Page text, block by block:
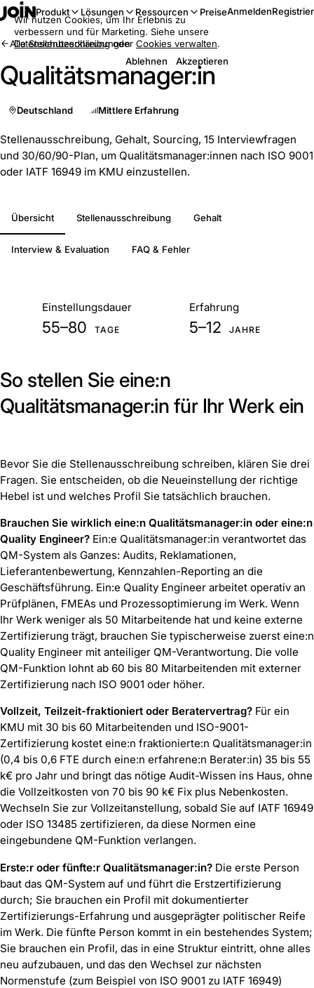
Produkt Lösungen Ressourcen PreiseAnmelden
Alle Stellenbeschreibungen
Qualitätsmanager:in
Deutschland Mittlere Erfahrung
Stellenausschreibung, Gehalt, Sourcing, 15 Interviewfragen
und 30/60/90-Plan, um Qualitätsmanager:innen nach ISO 9001
oder IATF 16949 im KMU einzustellen.
Übersicht Stellenausschreibung Gehalt
Interview & Evaluation FAQ & Fehler
Einstellungsdauer
55–80 TAGE
Erfahrung
5–12 JAHRE
So stellen Sie eine:n
Qualitätsmanager:in für Ihr Werk ein
Bevor Sie die Stellenausschreibung schreiben, klären Sie drei
Fragen. Sie entscheiden, ob die Neueinstellung der richtige
Hebel ist und welches Profil Sie tatsächlich brauchen.
Brauchen Sie wirklich eine:n Qualitätsmanager:in oder eine:n
Quality Engineer? Ein:e Qualitätsmanager:in verantwortet das
QM-System als Ganzes: Audits, Reklamationen,
Lieferantenbewertung, Kennzahlen-Reporting an die
Geschäftsführung. Ein:e Quality Engineer arbeitet operativ an
Prüfplänen, FMEAs und Prozessoptimierung im Werk. Wenn
Ihr Werk weniger als 50 Mitarbeitende hat und keine externe
Zertifizierung trägt, brauchen Sie typischerweise zuerst eine:n
Quality Engineer mit anteiliger QM-Verantwortung. Die volle
QM-Funktion lohnt ab 60 bis 80 Mitarbeitenden mit externer
Zertifizierung nach ISO 9001 oder höher.
Vollzeit, Teilzeit-fraktioniert oder Beratervertrag? Für ein
KMU mit 30 bis 60 Mitarbeitenden und ISO-9001-
Zertifizierung kostet eine:n fraktionierte:n Qualitätsmanager:in
(0,4 bis 0,6 FTE durch eine:n erfahrene:n Berater:in) 35 bis 55
k€ pro Jahr und bringt das nötige Audit-Wissen ins Haus, ohne
die Vollzeitkosten von 70 bis 90 k€ Fix plus Nebenkosten.
Wechseln Sie zur Vollzeitanstellung, sobald Sie auf IATF 16949
oder ISO 13485 zertifizieren, da diese Normen eine
eingebundene QM-Funktion verlangen.
Erste:r oder fünfte:r Qualitätsmanager:in? Die erste Person
baut das QM-System auf und führt die Erstzertifizierung
durch; Sie brauchen ein Profil mit dokumentierter
Zertifizierungs-Erfahrung und ausgeprägter politischer Reife
im Werk. Die fünfte Person kommt in ein bestehendes System;
Sie brauchen ein Profil, das in eine Struktur eintritt, ohne alles
neu aufzubauen, und das den Wechsel zur nächsten
Normenstufe (zum Beispiel von ISO 9001 zu IATF 16949)
Wir nutzen Cookies, um Ihr Erlebnis zu
verbessern und für Marketing. Siehe unsere
Datenschutzerklärungoder Cookies verwalten.
Ablehnen
Akzeptieren